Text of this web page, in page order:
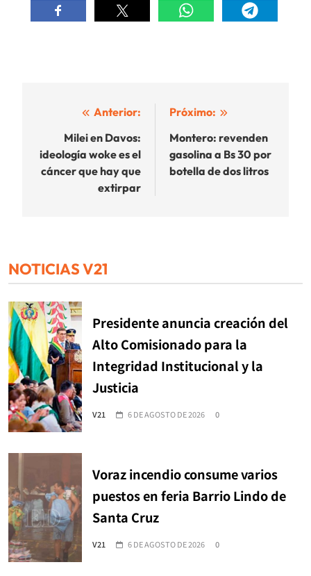
Navegación
entradas
Anterior:
Milei en Davos:
ideología woke es el
cáncer que hay que
extirpar
Próximo:
Montero: revenden
gasolina a Bs 30 por
botella de dos litros
NOTICIAS V21
Presidente anuncia creación del
Alto Comisionado para la
Integridad Institucional y la
Justicia
V21 6 DE AGOSTO DE 2026 0
Voraz incendio consume varios
puestos en feria Barrio Lindo de
Santa Cruz
V21 6 DE AGOSTO DE 2026 0